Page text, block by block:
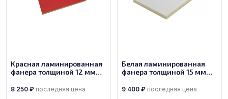
Красная ламинированная
фанера толщиной 12 мм
1/1
8 250 ₽ последняя цена
Белая ламинированная
фанера толщиной 15 мм
1/1
9 400 ₽ последняя цена